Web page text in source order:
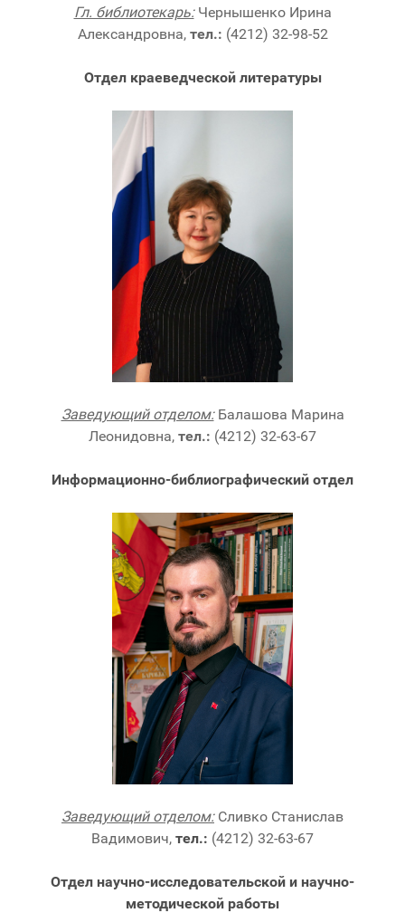
Гл. библиотекарь:Чернышенко Ирина
Александровна, тел.: (4212) 32-98-52
Отдел краеведческой литературы
Заведующий отделом:Балашова Марина
Леонидовна, тел.: (4212) 32-63-67
Информационно-библиографический отдел
Заведующий отделом:Сливко Станислав
Вадимович, тел.: (4212) 32-63-67
Отдел научно-исследовательской и научно-
методической работы